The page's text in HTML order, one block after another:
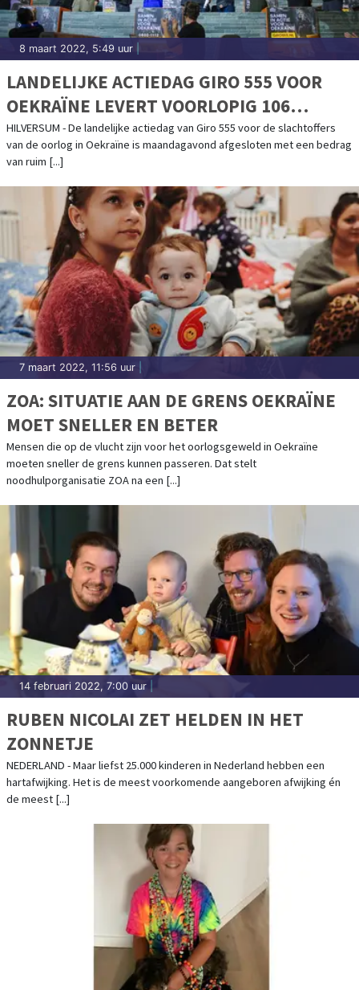
8 maart 2022, 5:49 uur
LANDELIJKE ACTIEDAG GIRO 555 VOOR
OEKRAÏNE LEVERT VOORLOPIG 106
MILJOEN EURO OP
HILVERSUM - De landelijke actiedag van Giro 555 voor de slachtoffers
van de oorlog in Oekraïne is maandagavond afgesloten met een bedrag
van ruim [...]
7 maart 2022, 11:56 uur
ZOA: SITUATIE AAN DE GRENS OEKRAÏNE
MOET SNELLER EN BETER
Mensen die op de vlucht zijn voor het oorlogsgeweld in Oekraïne
moeten sneller de grens kunnen passeren. Dat stelt
noodhulporganisatie ZOA na een [...]
14 februari 2022, 7:00 uur
RUBEN NICOLAI ZET HELDEN IN HET
ZONNETJE
NEDERLAND - Maar liefst 25.000 kinderen in Nederland hebben een
hartafwijking. Het is de meest voorkomende aangeboren afwijking én
de meest [...]